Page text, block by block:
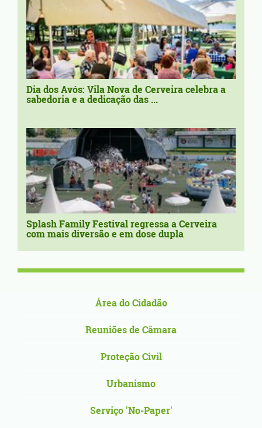
Dia dos Avós: Vila Nova de Cerveira celebra a
sabedoria e a dedicação das ...
Splash Family Festival regressa a Cerveira
com mais diversão e em dose dupla
Área do Cidadão
Reuniões de Câmara
Proteção Civil
Urbanismo
Serviço 'No-Paper'